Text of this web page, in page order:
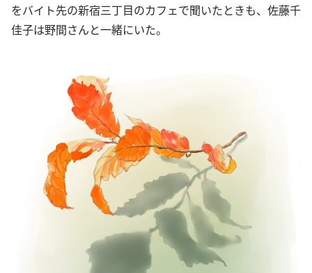
をバイト先の新宿三丁目のカフェで聞いたときも、佐藤千
佳子は野間さんと一緒にいた。